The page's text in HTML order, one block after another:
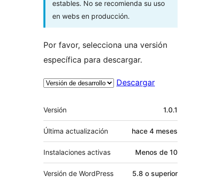
estables. No se recomienda su uso
en webs en producción.
Por favor, selecciona una versión
específica para descargar.
Descargar
Meta
Versión 1.0.1
Última actualización hace 4 meses
Instalaciones activas Menos de 10
Versión de WordPress 5.8 o superior